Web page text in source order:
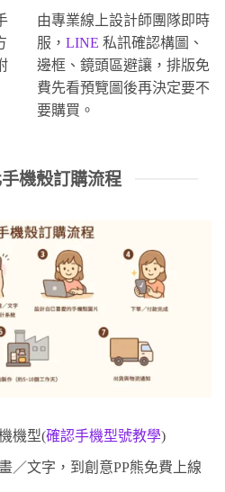
由專業線上設計師團隊即時
服， LINE 私訊確認構圖、
邊框、鏡頭區避讓，排版免
費先看預覽圖後再決定要不
要購買。
機殼訂購流程
機型(確認手機型號教學)
／文字，到創意PP熊免費上線